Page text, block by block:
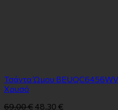
Τσάντα Ώμου
Χρυσό
69,00€48,30 €